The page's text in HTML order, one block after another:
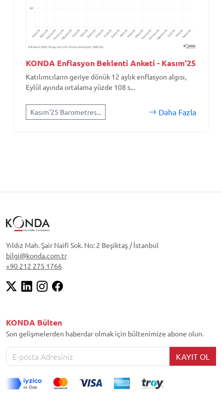
KONDA Enflasyon Beklenti Anketi - Kasım'25
Katılımcıların geriye dönük 12 aylık enflasyon algısı,
Eylül ayında ortalama yüzde 108 s...
Kasım'25 Barometres... Daha Fazla
Yıldız Mah. Şair Naifi Sok. No: 2 Beşiktaş / İstanbul
bilgi@konda.com.tr
+90 212 275 1766
KONDA Bülten
Son gelişmelerden haberdar olmak için bültenimize abone olun.
KAYIT OL